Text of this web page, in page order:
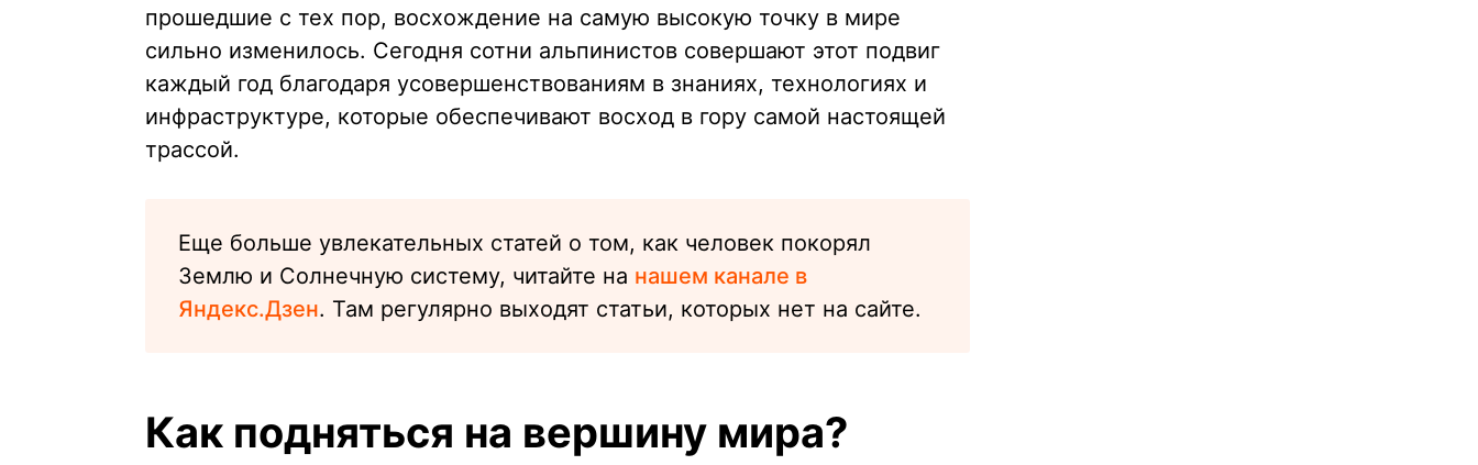
прошедшие с тех пор, восхождение на самую высокую точку в мире
сильно изменилось. Сегодня сотни альпинистов совершают этот подвиг
каждый год благодаря усовершенствованиям в знаниях, технологиях и
инфраструктуре, которые обеспечивают восход в гору самой настоящей
трассой.
Еще больше увлекательных статей о том, как человек покорял
Землю и Солнечную систему, читайте на нашем канале в
Яндекс.Дзен. Там регулярно выходят статьи, которых нет на сайте.
Как подняться на вершину мира?